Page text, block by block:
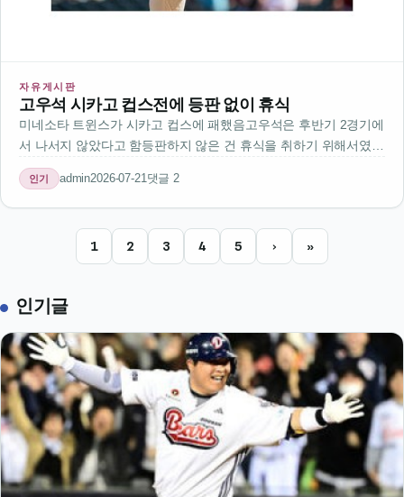
자유게시판
고우석 시카고 컵스전에 등판 없이 휴식
미네소타 트윈스가 시카고 컵스에 패했음고우석은 후반기 2경기에
서 나서지 않았다고 함등판하지 않은 건 휴식을 취하기 위해서였나
봄고우석은 지난 경기에서도 출전하지 않았었는데후반기 들어서
는 경기 수가 줄어든 듯팀의 전략적인 배려인가 보다선수 몸 상태
를 생각해서 휴식 주는 …
인기 admin2026-07-21댓글 2
1 2 3 4 5 › »
인기글